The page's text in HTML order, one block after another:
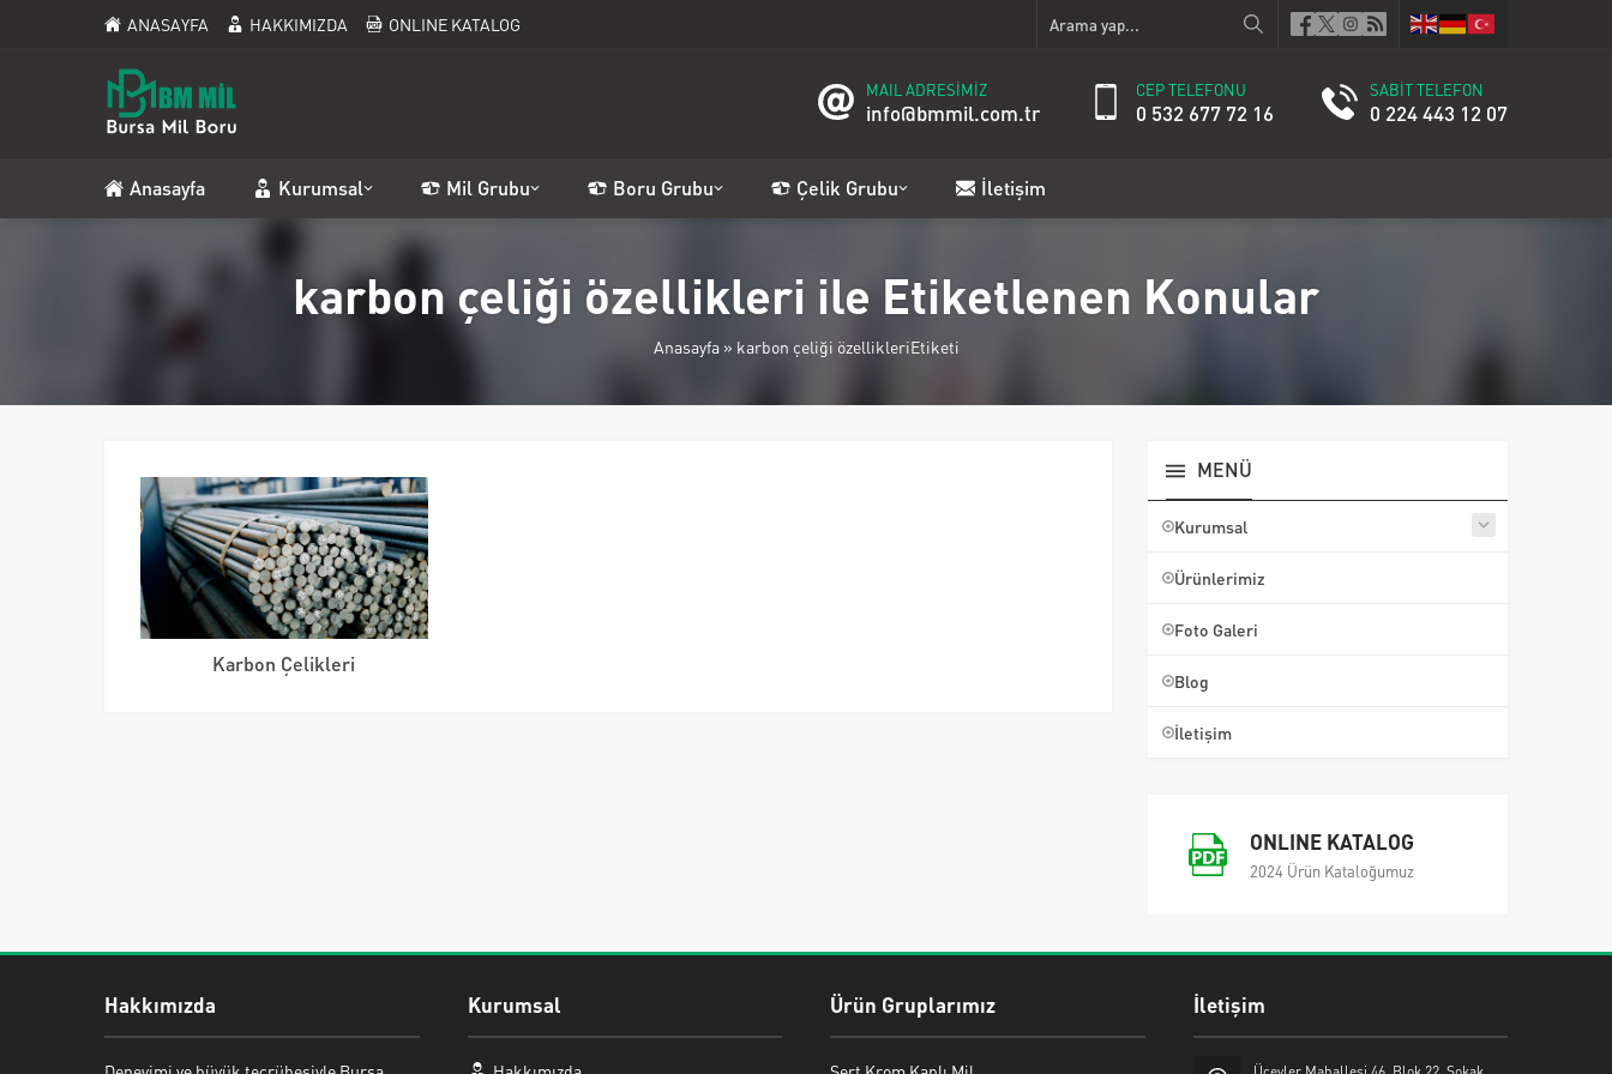
ANASAYFA HAKKIMIZDA ONLINE KATALOG
MAIL ADRESİMİZ
info@bmmil.com.tr
CEP TELEFONU
0 532 677 72 16
SABİT TELEFON
0 224 443 12 07
Anasayfa Kurumsal Mil Grubu Boru Grubu Çelik Grubu İletişim
karbon çeliği özellikleri ile Etiketlenen Konular
Anasayfa» karbon çeliği özellikleriEtiketi
Karbon Çelikleri
MENÜ
Kurumsal
Ürünlerimiz
Foto Galeri
Blog
İletişim
ONLINE KATALOG
2024 Ürün Kataloğumuz
Hakkımızda Kurumsal Ürün Gruplarımız İletişim